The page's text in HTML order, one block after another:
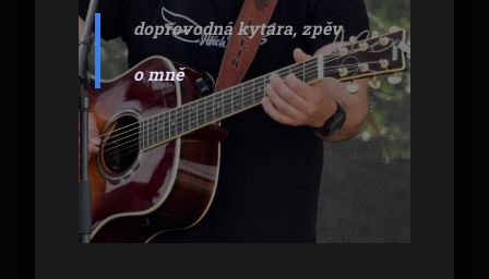
doprovodná kytara, zpěv
o mně